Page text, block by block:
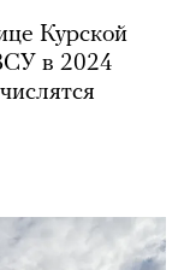
Курской
в 2024